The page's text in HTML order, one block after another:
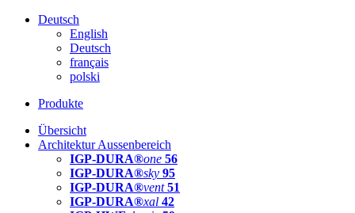
Deutsch
English
Deutsch
français
polski
Produkte
Übersicht
Architektur Aussenbereich
IGP-DURA®one 56
IGP-DURA®sky 95
IGP-DURA®vent 51
IGP-DURA®xal 42